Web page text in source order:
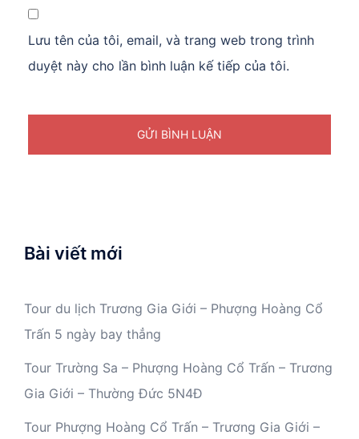
Lưu tên của tôi, email, và trang web trong trình
duyệt này cho lần bình luận kế tiếp của tôi.
Bài viết mới
Tour du lịch Trương Gia Giới – Phượng Hoàng Cổ
Trấn 5 ngày bay thẳng
Tour Trường Sa – Phượng Hoàng Cổ Trấn – Trương
Gia Giới – Thường Đức 5N4Đ
Tour Phượng Hoàng Cổ Trấn – Trương Gia Giới –